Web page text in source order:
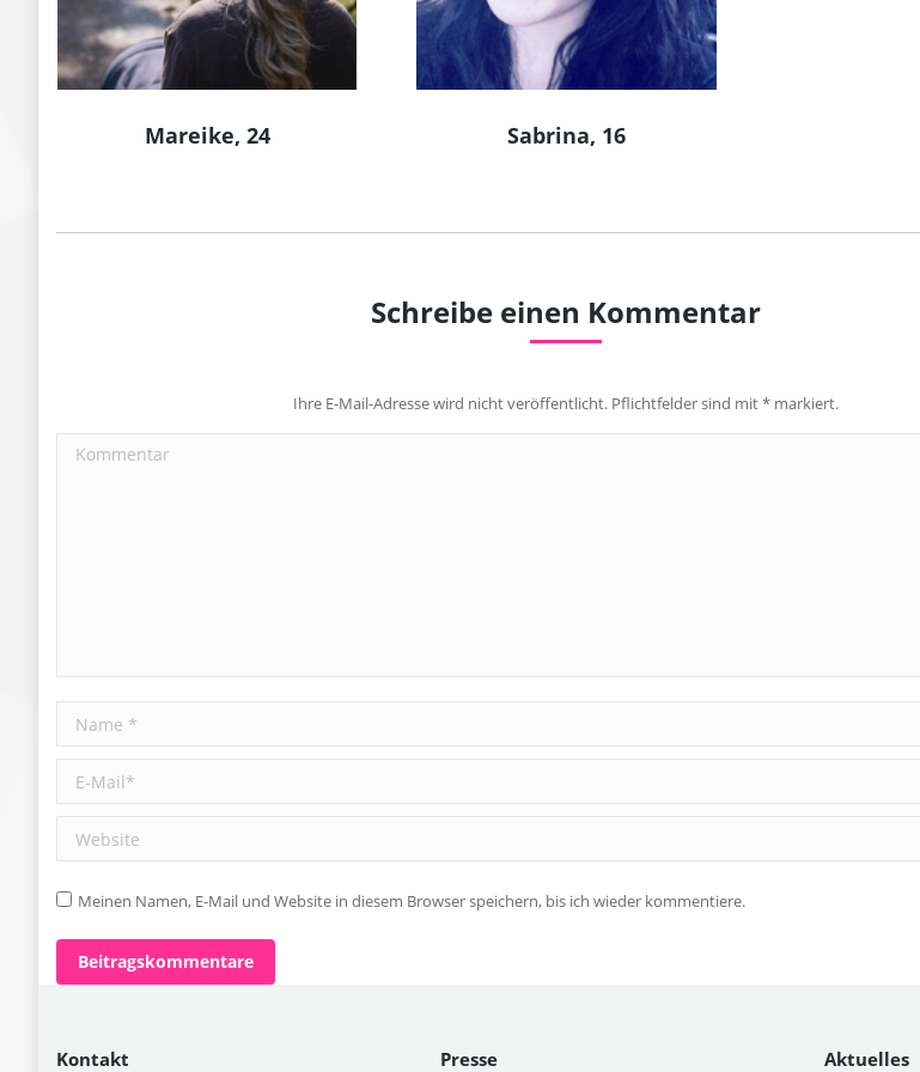
Mareike, 24 Sabrina, 16
Schreibe einen Kommentar
Ihre E-Mail-Adresse wird nicht veröffentlicht. Pflichtfelder sind mit*markiert.
Kommentar
Name *
E-Mail *
Website
Meinen Namen, E-Mail und Website in diesem Browser speichern, bis ich wieder kommentiere.
Beitragskommentare
Kontakt Presse Aktuelles